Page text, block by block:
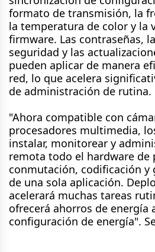
formato de transmisión, la
la temperatura de color y la
firmware. Las contraseñas,
seguridad y las
pueden aplicar de manera
red, lo que acelera
de administración de rutina.
"Ahora compatible con
procesadores multimedia,
instalar, monitorear y
remota todo el hardware de
conmutación, codificación y
de una sola aplicación.
acelerará muchas tareas
ofrecerá ahorros de energía
configuración de energía".